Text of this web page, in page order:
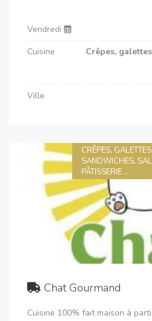
Vendredi
Cuisine
Crêpes,
Ville
CRÊPES, GALETTES
SANDWICHES,
PÂTISSERIE ...
Chat Gourmand
Cuisine 100% fait maison à